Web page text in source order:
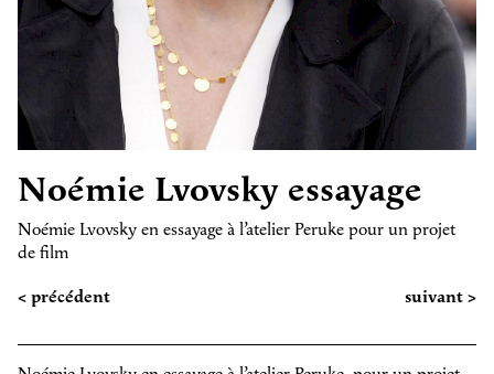
Noémie Lvovsky essayage
Noémie Lvovsky en essayage à l’atelier Peruke pour un projet
de film
< précédent
suivant >